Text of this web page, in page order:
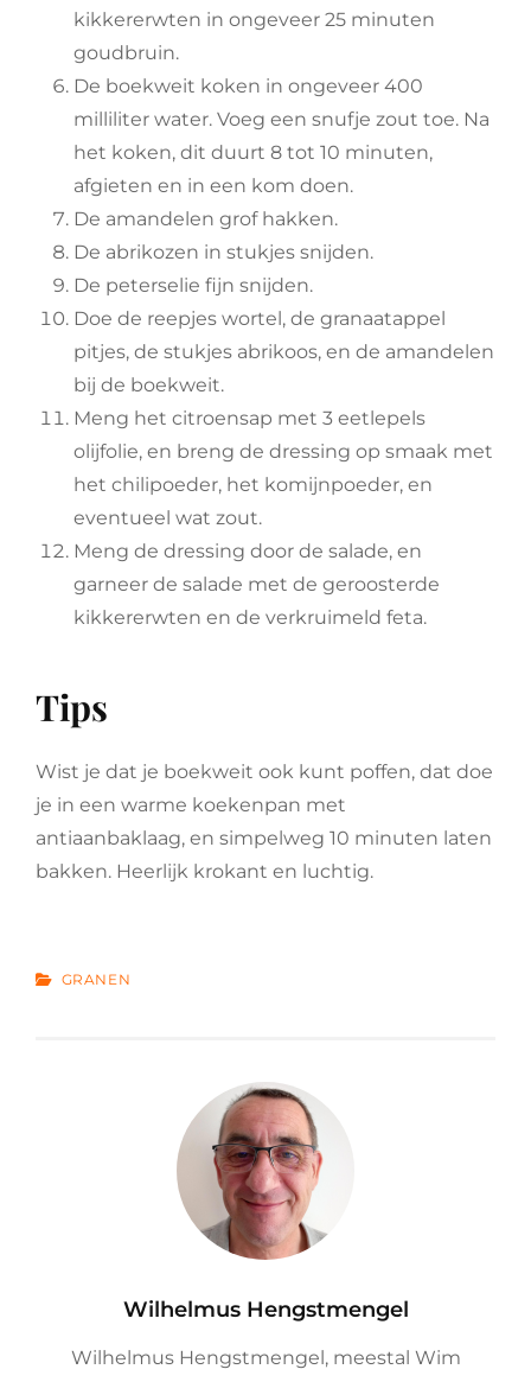
kikkererwten in ongeveer 25 minuten
goudbruin.
De boekweit koken in ongeveer 400
milliliter water. Voeg een snufje zout toe. Na
het koken, dit duurt 8 tot 10 minuten,
afgieten en in een kom doen.
De amandelen grof hakken.
De abrikozen in stukjes snijden.
De peterselie fijn snijden.
Doe de reepjes wortel, de granaatappel
pitjes, de stukjes abrikoos, en de amandelen
bij de boekweit.
Meng het citroensap met 3 eetlepels
olijfolie, en breng de dressing op smaak met
het chilipoeder, het komijnpoeder, en
eventueel wat zout.
Meng de dressing door de salade, en
garneer de salade met de geroosterde
kikkererwten en de verkruimeld feta.
Tips
Wist je dat je boekweit ook kunt poffen, dat doe
je in een warme koekenpan met
antiaanbaklaag, en simpelweg 10 minuten laten
bakken. Heerlijk krokant en luchtig.
CATEGORIES
GRANEN
Author:
Wilhelmus Hengstmengel
Wilhelmus Hengstmengel, meestal Wim